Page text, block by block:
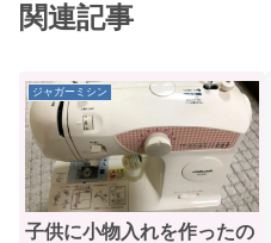
関連記事
ジャガーミシン
子供に小物入れを作ったの